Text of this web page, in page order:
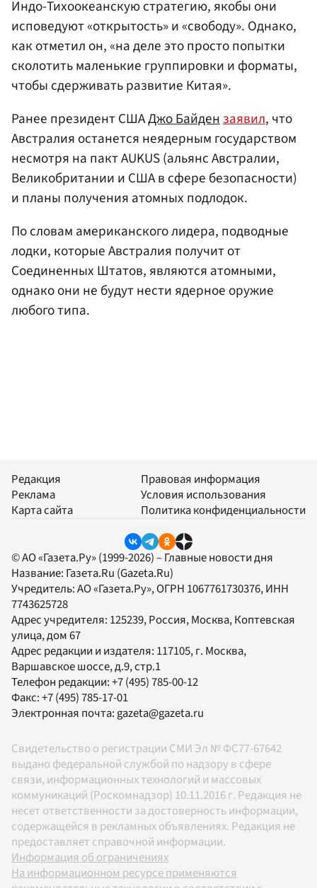
Индо-Тихоокеанскую стратегию, якобы они
исповедуют «открытость» и «свободу». Однако,
как отметил он, «на деле это просто попытки
сколотить маленькие группировки и форматы,
чтобы сдерживать развитие Китая».
Ранее президент СШАДжо Байдензаявил, что
Австралия останется неядерным государством
несмотря на пакт AUKUS (альянс Австралии,
Великобритании и США в сфере безопасности)
и планы получения атомных подлодок.
По словам американского лидера, подводные
лодки, которые Австралия получит от
Соединенных Штатов, являются атомными,
однако они не будут нести ядерное оружие
любого типа.
Редакция
Реклама
Карта сайта
Правовая информация
Условия использования
Политика конфиденциальности
© АО «Газета.Ру» (1999-2026) – Главные новости дня
Название: Газета.Ru (Gazeta.Ru)
Учредитель:АО «Газета.Ру», ОГРН 1067761730376, ИНН
7743625728
Адрес учредителя: 125239, Россия, Москва, Коптевская
улица, дом 67
Адрес редакции и издателя: 117105, г. Москва,
Варшавское шоссе, д.9, стр.1
Телефон редакции:+7 (495) 785-00-12
Факс:+7 (495) 785-17-01
Электронная почта: gazeta@gazeta.ru
Свидетельство о регистрации СМИ Эл № ФС77-67642
выдано федеральной службой по надзору в сфере
связи, информационных технологий и массовых
коммуникаций (Роскомнадзор) 10.11.2016 г. Редакция не
несет ответственности за достоверность информации,
содержащейся в рекламных объявлениях. Редакция не
предоставляет справочной информации.
Информация об ограничениях
На информационном ресурсе применяются